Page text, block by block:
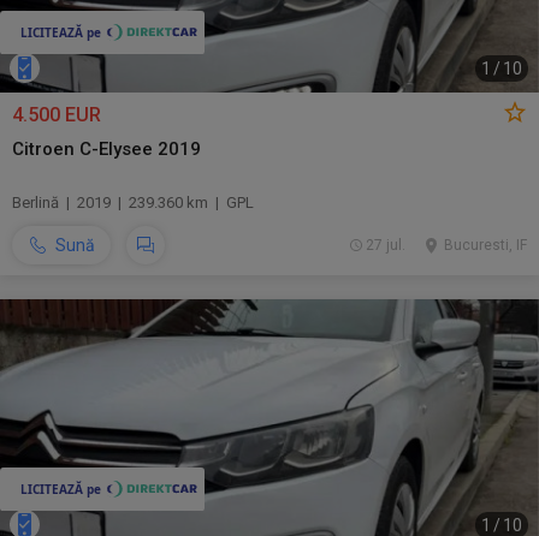
1 / 10
4.500 EUR
Citroen C-Elysee 2019
Berlină | 2019 | 239.360 km | GPL
Sună Bucuresti, IF
27 jul.
1 / 10